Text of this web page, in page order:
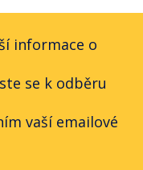
informace o
se k odběru
vaší emailové